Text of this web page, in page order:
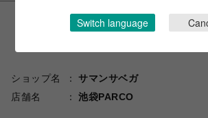
ショップ名
サマンサベガ
店舗名
池袋PARCO
Switch language